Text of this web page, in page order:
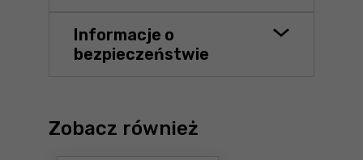
Informacje o
bezpieczeństwie
Zobacz również